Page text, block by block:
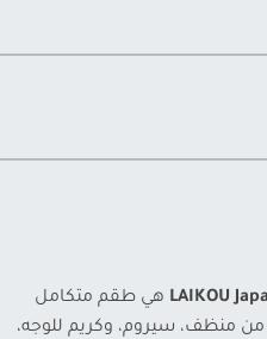
LAIKOU هي طقم متكامل
من منظف، سيروم، وكريم للوجه،